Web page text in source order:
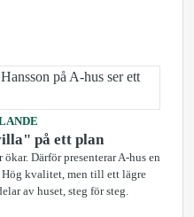
på ett plan
Därför presenterar A-hus en
kvalitet, men till ett lägre
av huset, steg för steg.